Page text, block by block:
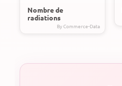
Nombre de
radiations